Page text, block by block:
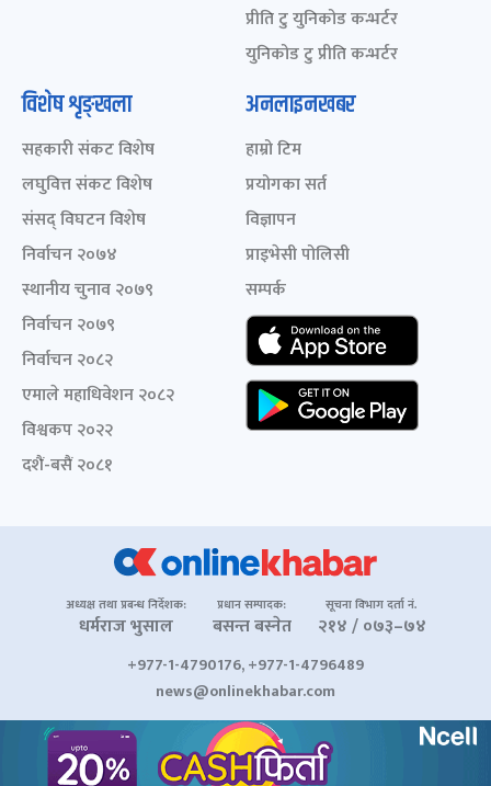
प्रीति टु युनिकोड कन्भर्टर
युनिकोड टु प्रीति कन्भर्टर
विशेष शृङ्खला
सहकारी संकट विशेष
लघुवित्त संकट विशेष
संसद् विघटन विशेष
निर्वाचन २०७४
स्थानीय चुनाव २०७९
निर्वाचन २०७९
निर्वाचन २०८२
एमाले महाधिवेशन २०८२
विश्वकप २०२२
दशैं-बसैं २०८१
अनलाइनखबर
हाम्रो टिम
प्रयोगका सर्त
विज्ञापन
प्राइभेसी पोलिसी
सम्पर्क
अध्यक्ष तथा प्रबन्ध निर्देशक:
धर्मराज भुसाल
प्रधान सम्पादक:
बसन्त बस्नेत
सूचना विभाग दर्ता नं.
२१४ / ०७३–७४
+977-1-4790176, +977-1-4796489
news@onlinekhabar.com
© २००६-२०२६ Onlinekhabar.com सर्वाधिकार सुरक्षित